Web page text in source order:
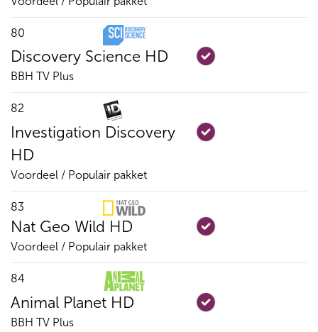
80
Discovery Science HD
BBH TV Plus
82
Investigation Discovery
HD
Voordeel / Populair pakket
83
Nat Geo Wild HD
Voordeel / Populair pakket
84
Animal Planet HD
BBH TV Plus